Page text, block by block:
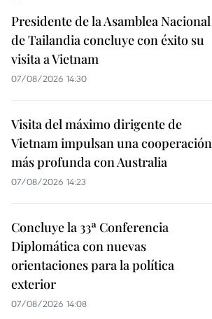
Presidente de la Asamblea Nacional
de Tailandia concluye con éxito su
visita a Vietnam
07/08/2026 14:30
Visita del máximo dirigente de
Vietnam impulsan una cooperación
más profunda con Australia
07/08/2026 14:23
Concluye la 33ª Conferencia
Diplomática con nuevas
orientaciones para la política
exterior
07/08/2026 14:08